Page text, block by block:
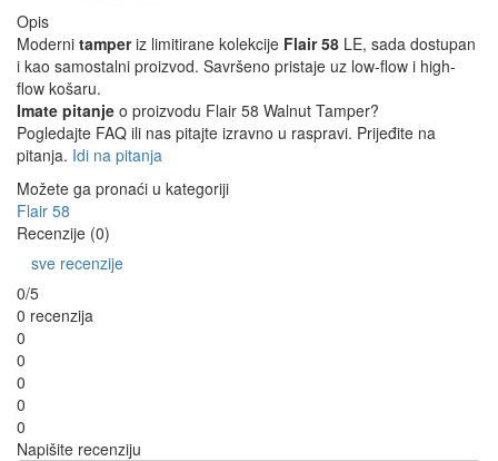
Opis
Moderni tamperiz limitirane kolekcije Flair 58 LE, sada dostupan
i kao samostalni proizvod. Savršeno pristaje uz low-flow i high-
flow košaru.
Imate pitanje o proizvodu Flair 58 Walnut Tamper?
Pogledajte FAQ ili nas pitajte izravno u raspravi. Prijeđite na
pitanja. Idi na pitanja
Možete ga pronaći u kategoriji
Flair 58
Recenzije (0)
sve recenzije
0/5
0 recenzija
0
0
0
0
0
Napišite recenziju